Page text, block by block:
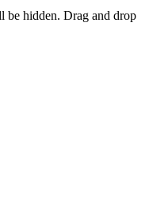
be hidden. Drag and drop